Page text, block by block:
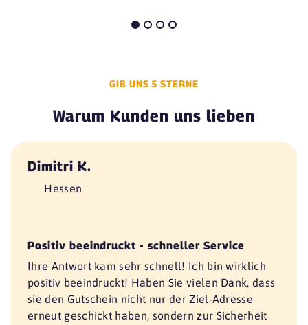
GIB UNS 5 STERNE
Warum Kunden uns lieben
Dimitri K.
Hessen
Positiv beeindruckt - schneller Service
Ihre Antwort kam sehr schnell! Ich bin wirklich
positiv beeindruckt! Haben Sie vielen Dank, dass
sie den Gutschein nicht nur der Ziel-Adresse
erneut geschickt haben, sondern zur Sicherheit